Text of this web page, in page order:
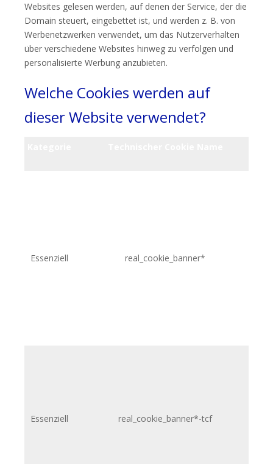
Websites gelesen werden, auf denen der Service, der die
Domain steuert, eingebettet ist, und werden z. B. von
Werbenetzwerken verwendet, um das Nutzerverhalten
über verschiedene Websites hinweg zu verfolgen und
personalisierte Werbung anzubieten.
Welche Cookies werden auf
dieser Website verwendet?
Essenziell real_cookie_banner*
Essenziell real_cookie_banner*-tcf